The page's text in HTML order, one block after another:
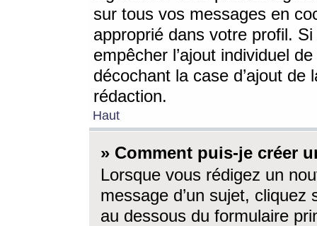
sur tous vos messages en
approprié dans votre profil.
empêcher l’ajout individuel
décochant la case d’ajout
rédaction.
Haut
» Comment puis-je créer
Lorsque vous rédigez un
message d’un sujet, cliquez
au dessous du formulaire